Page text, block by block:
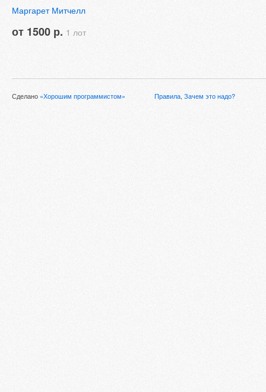
Маргарет Митчелл
от 1500 р. 1 лот
Сделано «Хорошим программистом» Правила, Зачем это надо?